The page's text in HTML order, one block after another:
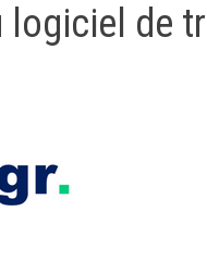
logiciel de